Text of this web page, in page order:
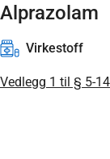
Alprazolam
Virkestoff
Vedlegg 1 til § 5-14